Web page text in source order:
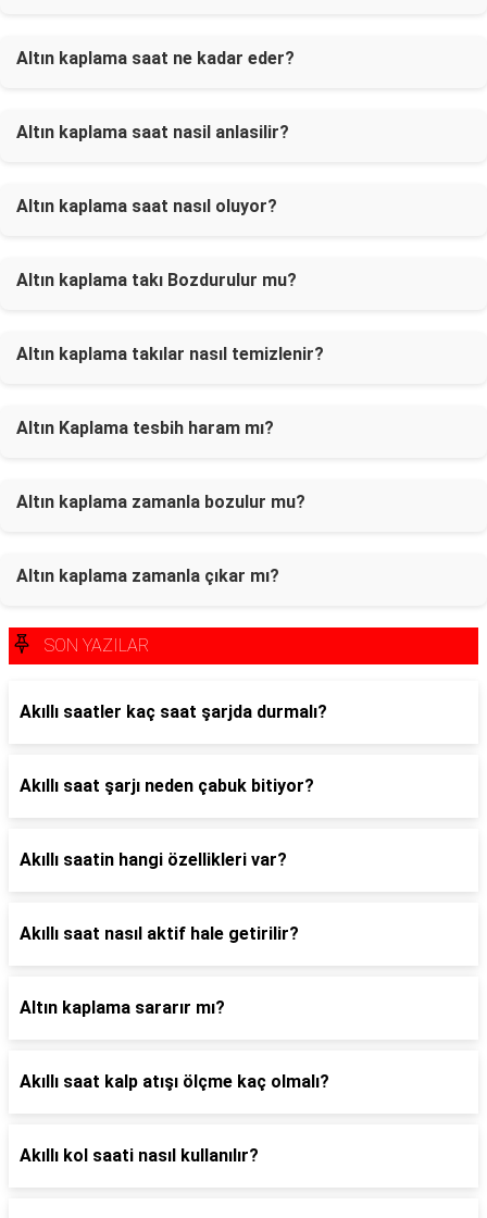
Altın kaplama saat ne kadar eder?
Altın kaplama saat nasil anlasilir?
Altın kaplama saat nasıl oluyor?
Altın kaplama takı Bozdurulur mu?
Altın kaplama takılar nasıl temizlenir?
Altın Kaplama tesbih haram mı?
Altın kaplama zamanla bozulur mu?
Altın kaplama zamanla çıkar mı?
SON YAZILAR
Akıllı saatler kaç saat şarjda durmalı?
Akıllı saat şarjı neden çabuk bitiyor?
Akıllı saatin hangi özellikleri var?
Akıllı saat nasıl aktif hale getirilir?
Altın kaplama sararır mı?
Akıllı saat kalp atışı ölçme kaç olmalı?
Akıllı kol saati nasıl kullanılır?